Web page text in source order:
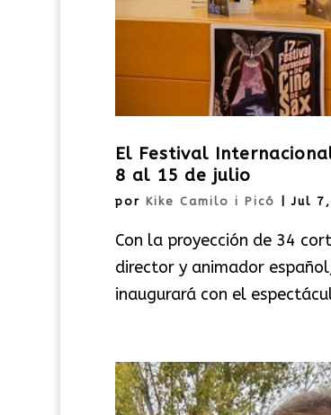
El Festival
8 al 15 de julio
por Kike Camilo i Picó |Jul
Con la proyección de 34
director y animador
inaugurará con el